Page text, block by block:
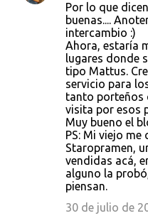
Por lo que
buenas....
intercambio :)
Ahora, estaría
lugares donde
tipo Mattus.
servicio para
tanto porteños
visita por esos
Muy bueno el
PS: Mi viejo
Staropramen,
vendidas acá,
alguno la
piensan.
30 de julio de